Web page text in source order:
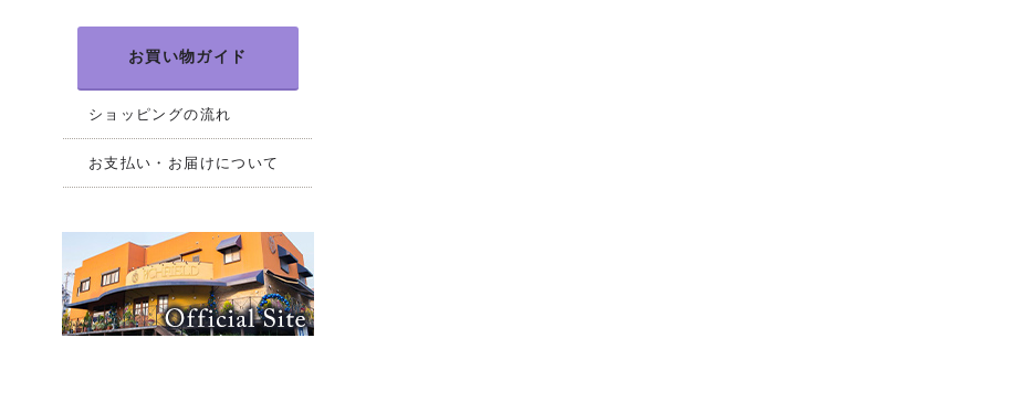
お買い物ガイド
ショッピングの流れ
お支払い・お届けについて